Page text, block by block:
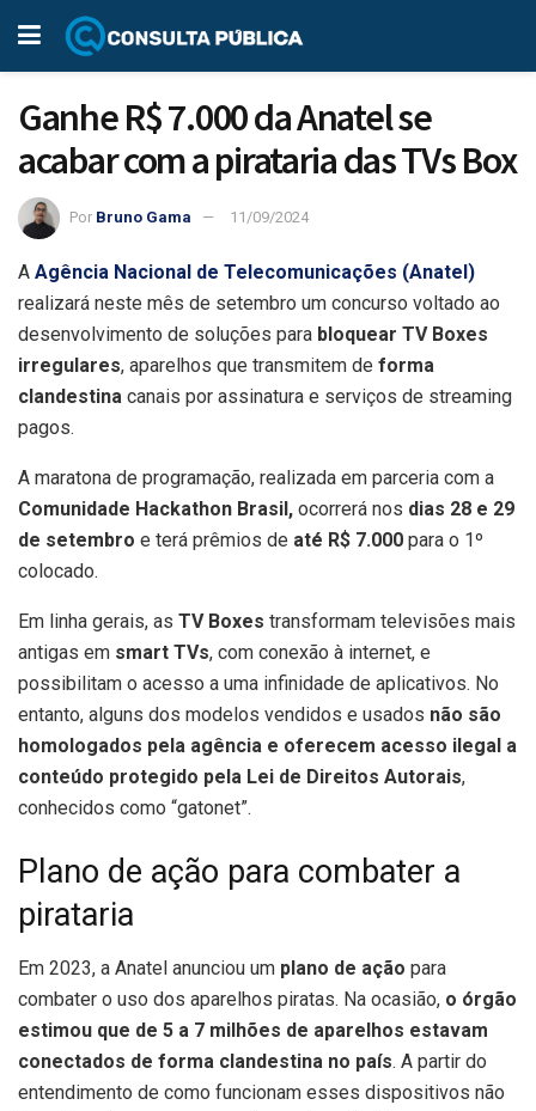
Ganhe R$ 7.000 da Anatel se
acabar com a pirataria das TVs Box
Por Bruno Gama 11/09/2024
A Agência Nacional de Telecomunicações (Anatel)
realizará neste mês de setembro um concurso voltado ao
desenvolvimento de soluções para bloquear TV Boxes
irregulares, aparelhos que transmitem de forma
clandestina canais por assinatura e serviços de streaming
pagos.
A maratona de programação, realizada em parceria com a
Comunidade Hackathon Brasil, ocorrerá nos dias 28 e 29
de setembro e terá prêmios de até R$ 7.000 para o 1º
colocado.
Em linha gerais, as TV Boxes transformam televisões mais
antigas em smart TVs, com conexão à internet, e
possibilitam o acesso a uma infinidade de aplicativos. No
entanto, alguns dos modelos vendidos e usados não são
homologados pela agência e oferecem acesso ilegal a
conteúdo protegido pela Lei de Direitos Autorais,
conhecidos como “gatonet”.
Plano de ação para combater a
pirataria
Em 2023, a Anatel anunciou um plano de ação para
combater o uso dos aparelhos piratas. Na ocasião, o órgão
estimou que de 5 a 7 milhões de aparelhos estavam
conectados de forma clandestina no país. A partir do
entendimento de como funcionam esses dispositivos não